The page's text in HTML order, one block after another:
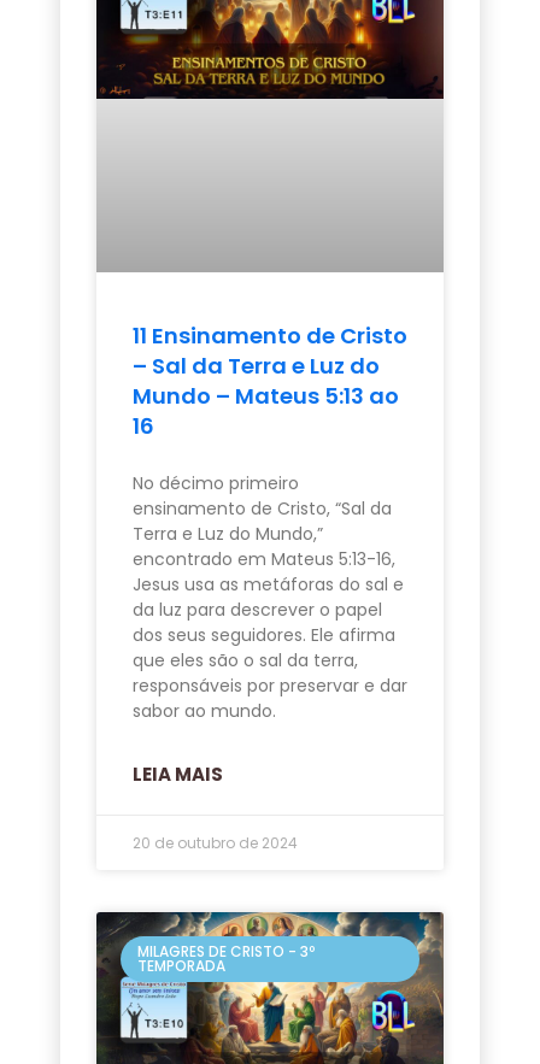
11 Ensinamento de Cristo
– Sal da Terra e Luz do
Mundo – Mateus 5:13 ao
16
No décimo primeiro
ensinamento de Cristo, “Sal da
Terra e Luz do Mundo,”
encontrado em Mateus 5:13-16,
Jesus usa as metáforas do sal e
da luz para descrever o papel
dos seus seguidores. Ele afirma
que eles são o sal da terra,
responsáveis por preservar e dar
sabor ao mundo.
LEIA MAIS
20 de outubro de 2024
MILAGRES DE CRISTO - 3º
TEMPORADA